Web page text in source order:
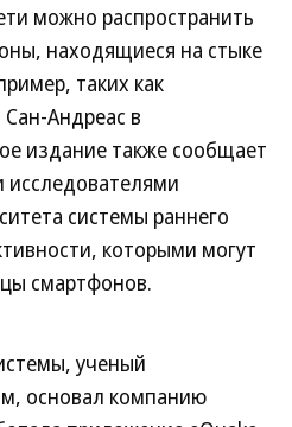
можно распространить
находящиеся на стыке
таких как
Андреас в
издание также сообщает
системы раннего
которыми могут
смартфонов.
ученый
основал компанию